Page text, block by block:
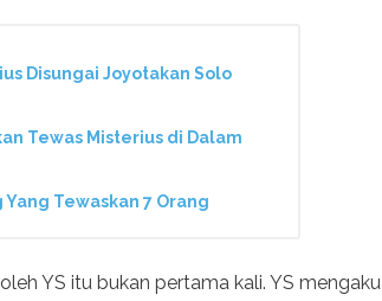
Disungai Joyotakan Solo
Tewas Misterius di Dalam
Tewaskan 7 Orang
YS itu bukan pertama kali. YS mengaku